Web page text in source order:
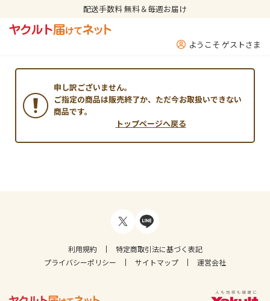
配送手数料 無料＆毎週お届け
ようこそ ゲストさま
申し訳ございません。
ご指定の商品は販売終了か、ただ今お取扱いできない
商品です。
トップページへ戻る
利用規約
特定商取引法に基づく表記
プライバシーポリシー
サイトマップ 運営会社